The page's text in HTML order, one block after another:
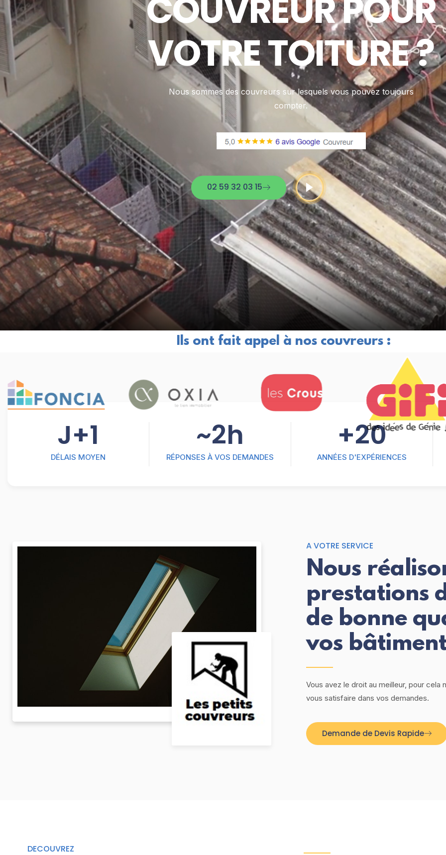
COUVREUR POUR
VOTRE TOITURE ?
Nous sommes des couvreurs sur lesquels vous pouvez toujours
compter.
02 59 32 03 15
Ils ont fait appel à nos couvreurs :
DÉLAIS MOYEN
J+1
RÉPONSES À VOS DEMANDES
~2h
ANNÉES D'EXPÉRIENCES
+20
A VOTRE SERVICE
Nous
prestations
de bonne
vos
Vous avez le droit au meilleur, pour cela
vous satisfaire dans vos demandes.
Demande de Devis Rapide
DECOUVREZ